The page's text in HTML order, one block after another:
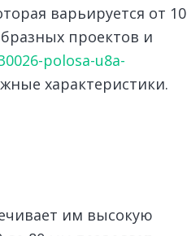
варьируется от 10
проектов и
polosa-u8a-
характеристики.
им высокую